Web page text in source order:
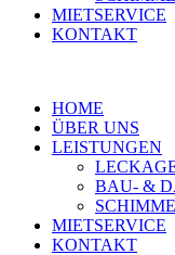
MIETSERVICE
KONTAKT
HOME
ÜBER UNS
LEISTUNGEN
BAU- &
MIETSERVICE
KONTAKT